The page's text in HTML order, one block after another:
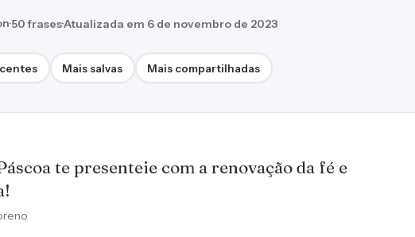
·50 frases·Atualizada em 6 de novembro de 2023
Mais salvas Mais compartilhadas
te presenteie com a renovação da fé e